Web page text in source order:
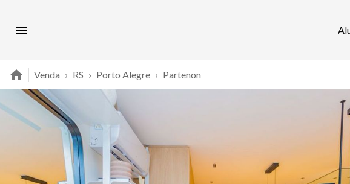
Venda › RS › Porto Alegre › Partenon